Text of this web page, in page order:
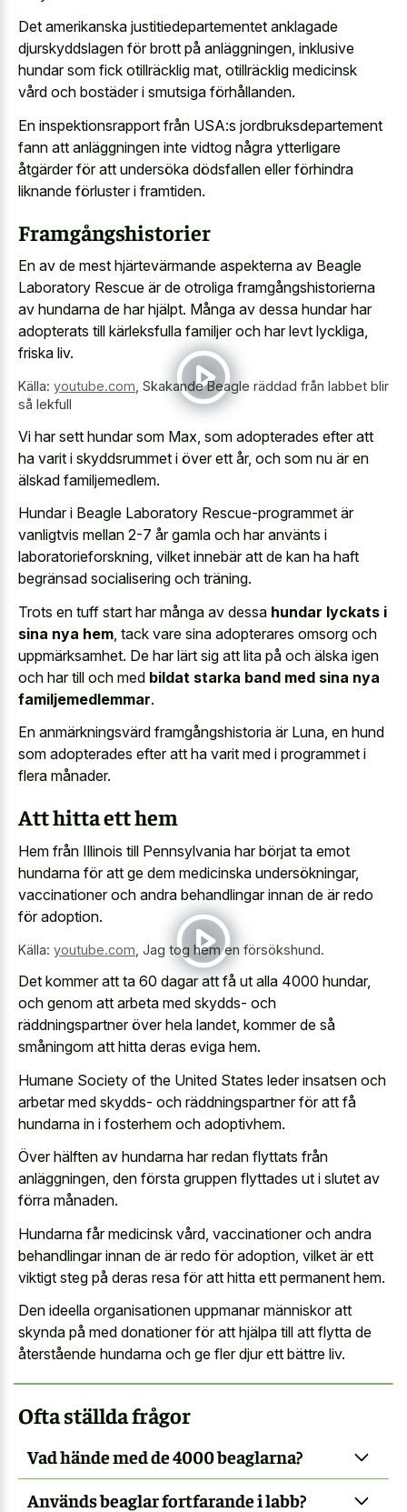
Det amerikanska justitiedepartementet anklagade
djurskyddslagen för brott på anläggningen, inklusive
hundar som fick otillräcklig mat, otillräcklig medicinsk
vård och bostäder i smutsiga förhållanden.
En inspektionsrapport från USA:s jordbruksdepartement
fann att anläggningen inte vidtog några ytterligare
åtgärder för att undersöka dödsfallen eller förhindra
liknande förluster i framtiden.
Framgångshistorier
En av de mest hjärtevärmande aspekterna av Beagle
Laboratory Rescue är de otroliga framgångshistorierna
av hundarna de har hjälpt. Många av dessa hundar har
adopterats till kärleksfulla familjer och har levt lyckliga,
friska liv.
Källa: youtube.com Skakande Beagle räddad från labbet blir
så lekfull
Vi har sett hundar som Max, som adopterades efter att
ha varit i skyddsrummet i över ett år, och som nu är en
älskad familjemedlem.
Hundar i Beagle Laboratory Rescue-programmet är
vanligtvis mellan 2-7 år gamla och har använts i
laboratorieforskning, vilket innebär att de kan ha haft
begränsad socialisering och träning.
Trots en tuff start har många av dessa hundar lyckats i
sina nya hem , tack vare sina adopterares omsorg och
uppmärksamhet. De har lärt sig att lita på och älska igen
och har till och med bildat starka band med sina nya
familjemedlemmar.
En anmärkningsvärd framgångshistoria är Luna, en hund
som adopterades efter att ha varit med i programmet i
flera månader.
Att hitta ett hem
Hem från Illinois till Pennsylvania har börjat ta emot
hundarna för att ge dem medicinska undersökningar,
vaccinationer och andra behandlingar innan de är redo
för adoption.
Källa: youtube.com Jag tog hem en försökshund.
Det kommer att ta 60 dagar att få ut alla 4000 hundar,
och genom att arbeta med skydds- och
räddningspartner över hela landet, kommer de så
småningom att hitta deras eviga hem.
Humane Society of the United States leder insatsen och
arbetar med skydds- och räddningspartner för att få
hundarna in i fosterhem och adoptivhem.
Över hälften av hundarna har redan flyttats från
anläggningen, den första gruppen flyttades ut i slutet av
förra månaden.
Hundarna får medicinsk vård, vaccinationer och andra
behandlingar innan de är redo för adoption, vilket är ett
viktigt steg på deras resa för att hitta ett permanent hem.
Den ideella organisationen uppmanar människor att
skynda på med donationer för att hjälpa till att flytta de
återstående hundarna och ge fler djur ett bättre liv.
Ofta ställda frågor
Vad hände med de 4000 beaglarna?
Används beaglar fortfarande i labb?